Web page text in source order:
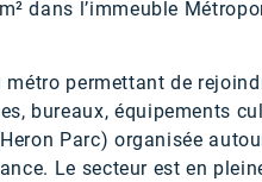
dans l’immeuble
permettant de
bureaux, équipements
Parc) organisée
Le secteur est en